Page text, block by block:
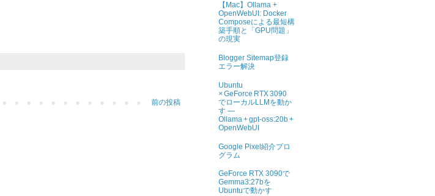
前の投稿
【Mac】Ollama +
OpenWebUI: Docker
Composeによる最短構
築手順と「GPU問題」
の現実
Blogger Sitemap登録
エラー解決
Ubuntu
× GeForce RTX 3090
でローカルLLMを動か
す ―
Ollama + gpt‑oss:20b +
OpenWebUI
Google Pixel紹介プロ
グラム
GeForce RTX 3090で
Gemma3:27bを
Ubuntuで動かす